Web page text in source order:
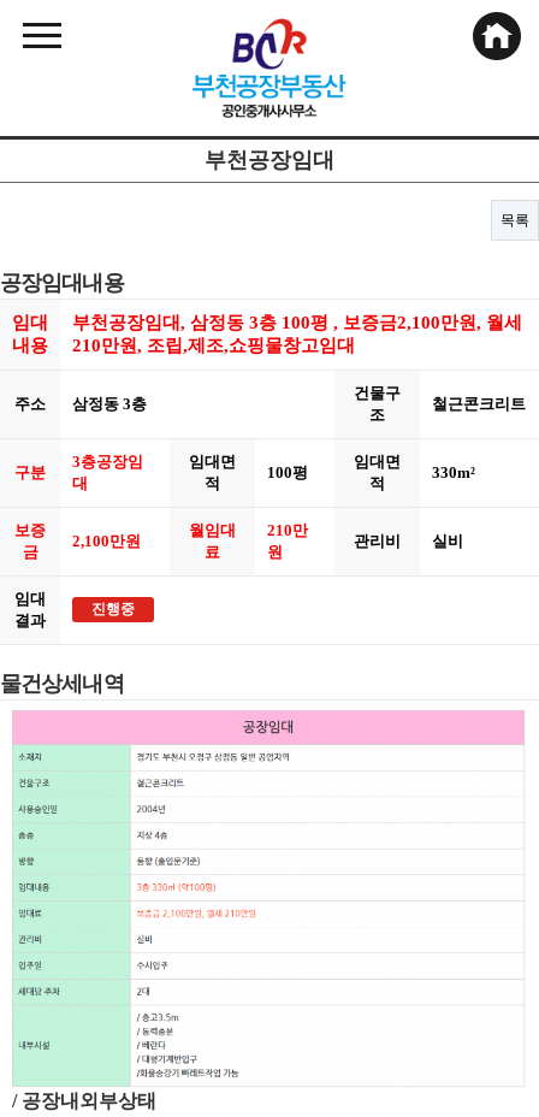
부천공장임대
목록
공장임대내용
임대
내용
부천공장임대, 삼정동 3층 100평 , 보증금2,100만원, 월세
210만원, 조립,제조,쇼핑물창고임대
주소 삼정동 3층
건물구
조
철근콘크리트
구분
3층공장임
대
임대면
적
100평
임대면
적
330m²
보증
금
2,100만원
월임대
료
210만
원
관리비 실비
임대
결과
진행중
물건상세내역
/ 공장내외부상태